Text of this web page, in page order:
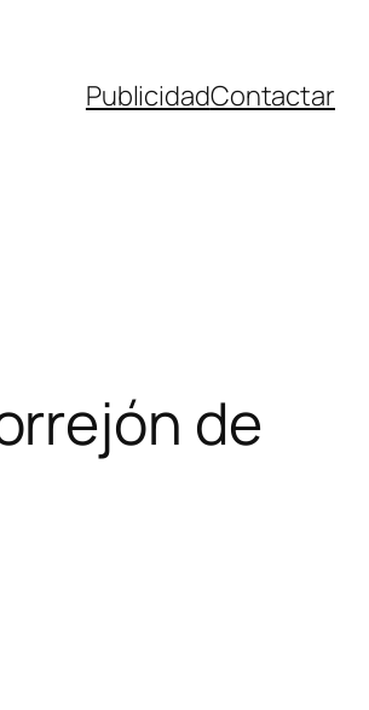
PublicidadContactar
de